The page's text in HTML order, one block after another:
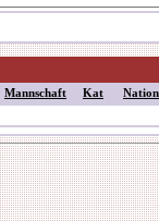
Mannschaft Kat
Nation